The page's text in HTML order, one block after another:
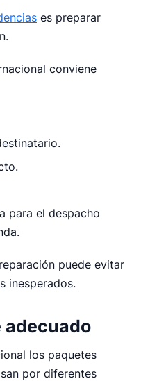
es preparar
conviene
para el despacho
puede evitar
inesperados.
adecuado
los paquetes
por diferentes